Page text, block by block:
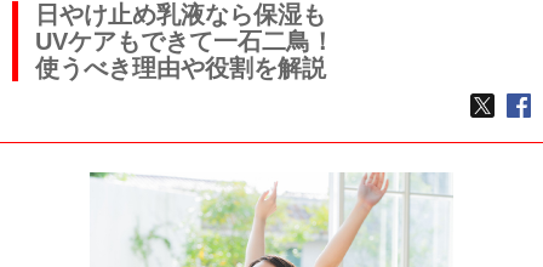
日やけ止め乳液なら保湿も
UVケアもできて一石二鳥！
使うべき理由や役割を解説